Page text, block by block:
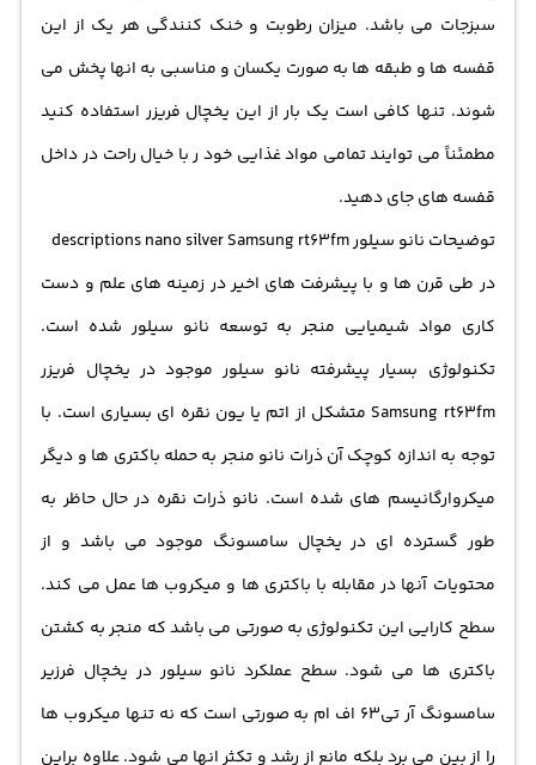
سبزجات می باشد. میزان رطوبت و خنک کنندگی هر یک از این
قفسه ها و طبقه ها به صورت یکسان و مناسبی به انها پخش می
شوند. تنها کافی است یک بار از این یخچال فریزر استفاده کنید
مطمئناً می توایند تمامی مواد غذایی خود ر با خیال راحت در داخل
قفسه های جای دهید.
توضیحات نانو سیلور descriptions nano silver Samsung rt63fm
در طی قرن ها و با پیشرفت های اخیر در زمینه های علم و دست
کاری مواد شیمیایی منجر به توسعه نانو سیلور شده است.
تکنولوژی بسیار پیشرفته نانو سیلور موجود در یخچال فریزر
Samsung rt63fm متشکل از اتم یا یون نقره ای بسیاری است. با
توجه به اندازه کوچک آن ذرات نانو منجر به حمله باکتری ها و دیگر
میکروارگانیسم های شده است. نانو ذرات نقره در حال حاظر به
طور گسترده ای در یخچال سامسونگ موجود می باشد و از
محتویات آنها در مقابله با باکتری ها و میکروب ها عمل می کند.
سطح کارایی این تکنولوژی به صورتی می باشد که منجر به کشتن
باکتری ها می شود. سطح عملکرد نانو سیلور در یخچال فرزیر
سامسونگ آر تی63 اف ام به صورتی است که نه تنها میکروب ها
را از بین می برد بلکه مانع از رشد و تکثر انها می شود. علاوه براین